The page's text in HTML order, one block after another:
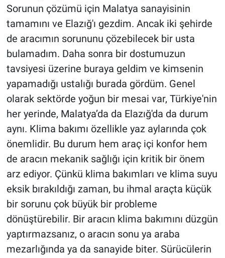
Sorunun çözümü için Malatya sanayisinin
tamamını ve Elazığ'ı gezdim. Ancak iki şehirde
de aracımın sorununu çözebilecek bir usta
bulamadım. Daha sonra bir dostumuzun
tavsiyesi üzerine buraya geldim ve kimsenin
yapamadığı ustalığı burada gördüm. Genel
olarak sektörde yoğun bir mesai var, Türkiye'nin
her yerinde, Malatya’da da Elazığ'da da durum
aynı. Klima bakımı özellikle yaz aylarında çok
önemlidir. Bu durum hem araç içi konfor hem
de aracın mekanik sağlığı için kritik bir önem
arz ediyor. Çünkü klima bakımları ve klima suyu
eksik bırakıldığı zaman, bu ihmal araçta küçük
bir sorunu çok büyük bir probleme
dönüştürebilir. Bir aracın klima bakımını düzgün
yaptırmazsanız, o aracın sonu ya araba
mezarlığında ya da sanayide biter. Sürücülerin